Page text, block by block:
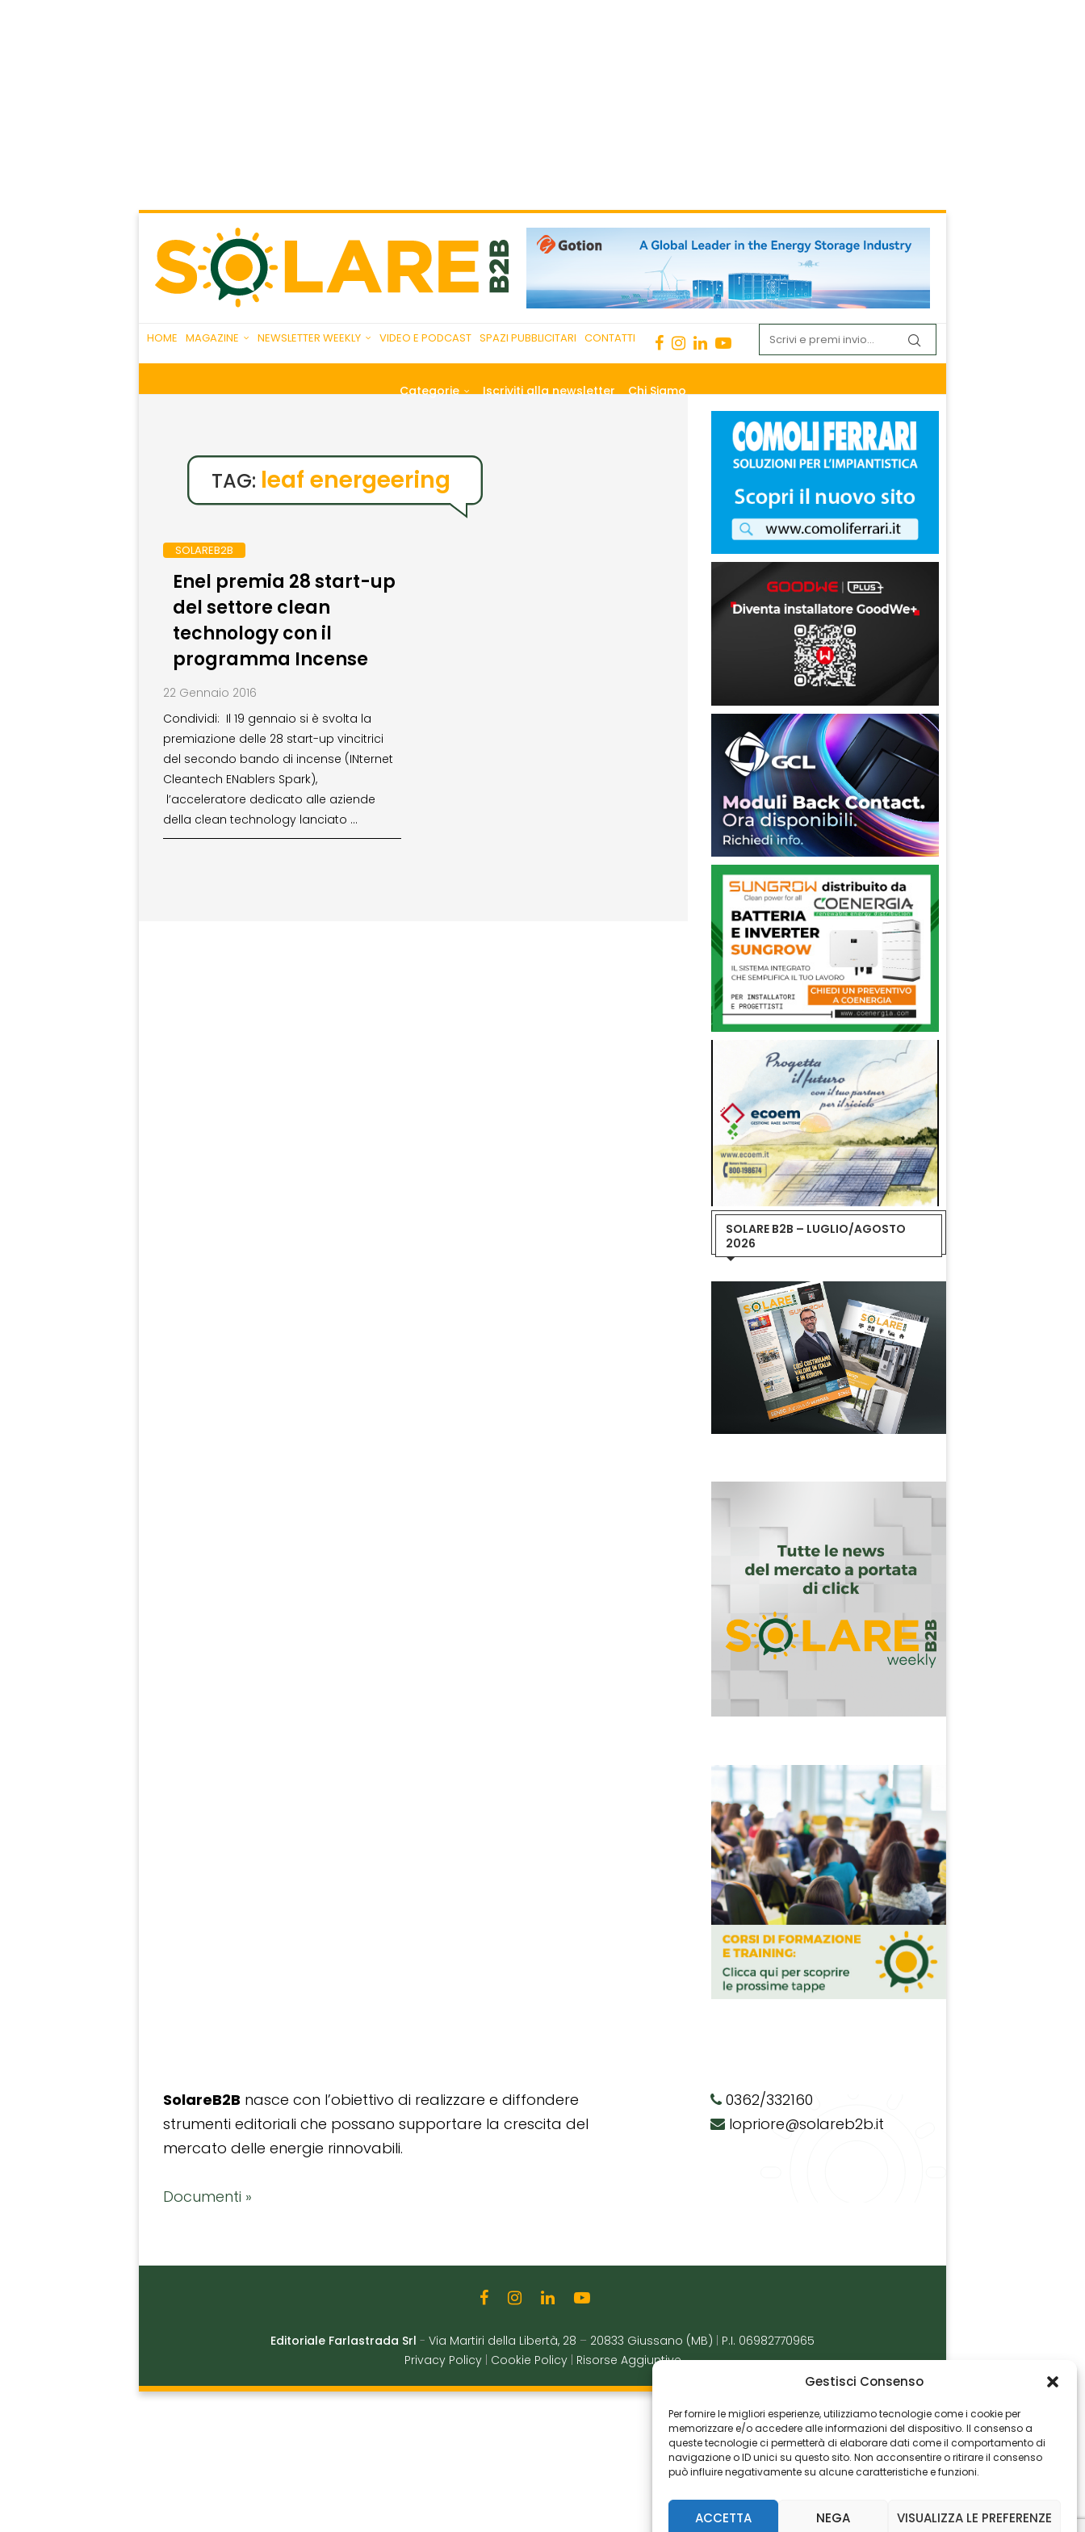
Gestisci Consenso
Per fornire le migliori esperienze, utilizziamo tecnologie come i cookie per
memorizzare e/o accedere alle informazioni del dispositivo. Il consenso a
queste tecnologie ci permetterà di elaborare dati come il comportamento di
navigazione o ID unici su questo sito. Non acconsentire o ritirare il consenso
può influire negativamente su alcune caratteristiche e funzioni.
ACCETTA NEGA VISUALIZZA LE PREFERENZE
HOME MAGAZINE NEWSLETTER WEEKLY VIDEO E PODCAST SPAZI PUBBLICITARI CONTATTI
Categorie Iscriviti alla newsletter Chi Siamo
TAG: leaf energeering
SOLAREB2B
Enel premia 28 start-up
del settore clean
technology con il
programma Incense
22 Gennaio 2016
Condividi: Il 19 gennaio si è svolta la
premiazione delle 28 start-up vincitrici
del secondo bando di incense (INternet
Cleantech ENablers Spark),
l’acceleratore dedicato alle aziende
della clean technology lanciato …
SOLARE B2B – LUGLIO/AGOSTO
2026
SolareB2B nasce con l’obiettivo di realizzare e diffondere
strumenti editoriali che possano supportare la crescita del
mercato delle energie rinnovabili.
Documenti »
0362/332160
lopriore@solareb2b.it
Editoriale Farlastrada Srl - Via Martiri della Libertà, 28 – 20833 Giussano (MB)
P.I. 06982770965
Privacy Policy
Cookie Policy Risorse Aggiuntive